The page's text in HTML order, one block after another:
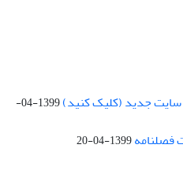
سایت جدید (کلیک کنید)
1399-04-
فصلنامه1399-04-20